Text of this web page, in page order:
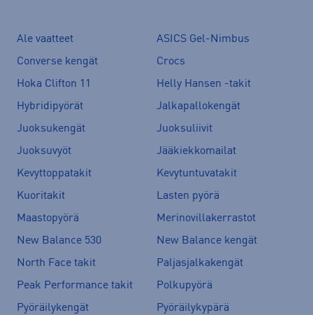
Ale vaatteet
ASICS Gel-Nimbus
Converse kengät
Crocs
Hoka Clifton 11
Helly Hansen -takit
Hybridipyörät
Jalkapallokengät
Juoksukengät
Juoksuliivit
Juoksuvyöt
Jääkiekkomailat
Kevyttoppatakit
Kevytuntuvatakit
Kuoritakit
Lasten pyörä
Maastopyörä
Merinovillakerrastot
New Balance 530
New Balance kengät
North Face takit
Paljasjalkakengät
Peak Performance takit
Polkupyörä
Pyöräilykengät
Pyöräilykypärä